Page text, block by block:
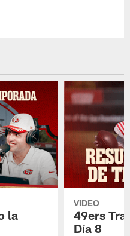
la
VIDEO
49ers
Día 8